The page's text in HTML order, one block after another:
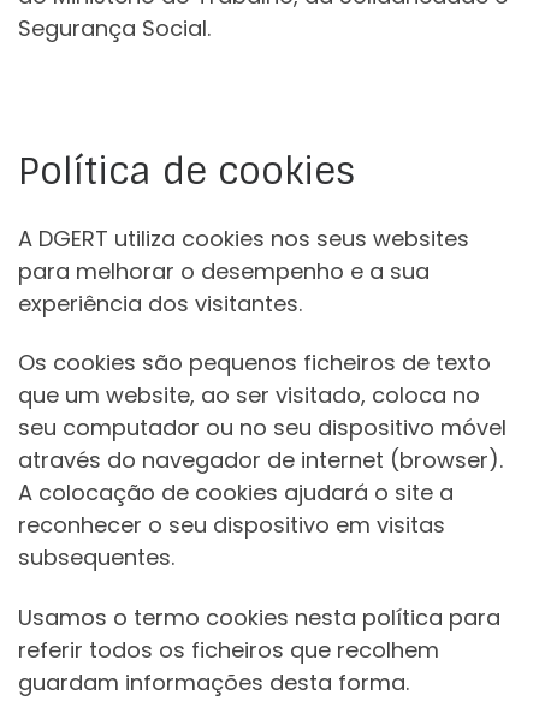
Segurança Social.
Política de cookies
A DGERT utiliza cookies nos seus websites
para melhorar o desempenho e a sua
experiência dos visitantes.
Os cookies são pequenos ficheiros de texto
que um website, ao ser visitado, coloca no
seu computador ou no seu dispositivo móvel
através do navegador de internet (browser).
A colocação de cookies ajudará o site a
reconhecer o seu dispositivo em visitas
subsequentes.
Usamos o termo cookies nesta política para
referir todos os ficheiros que recolhem
guardam informações desta forma.